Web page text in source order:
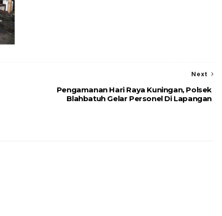
Next
Pengamanan Hari Raya Kuningan, Polsek
Blahbatuh Gelar Personel Di Lapangan